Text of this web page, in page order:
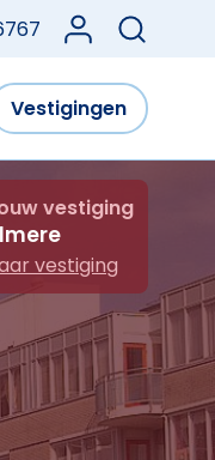
Log in bij Mijn
Vestigingen
vestiging
vestiging